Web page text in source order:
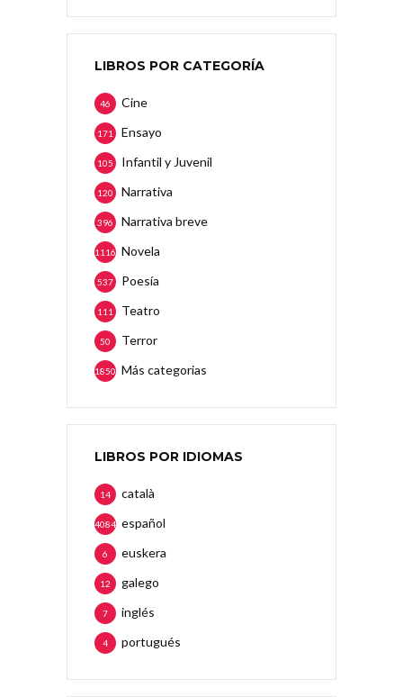
LIBROS POR CATEGORÍA
Cine
46
Ensayo
171
Infantil y Juvenil
105
Narrativa
120
Narrativa breve
396
Novela
1116
Poesía
537
Teatro
111
Terror
50
Más categorias
1850
LIBROS POR IDIOMAS
català
14
español
4084
euskera
6
galego
12
inglés
7
portugués
4